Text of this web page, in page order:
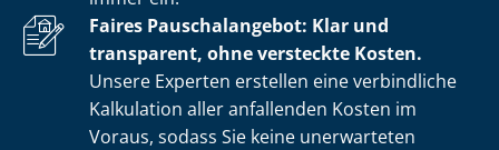
Faires Pauschalangebot: Klar und
transparent, ohne versteckte Kosten.
Unsere Experten erstellen eine verbindliche
Kalkulation aller anfallenden Kosten im
Voraus, sodass Sie keine unerwarteten